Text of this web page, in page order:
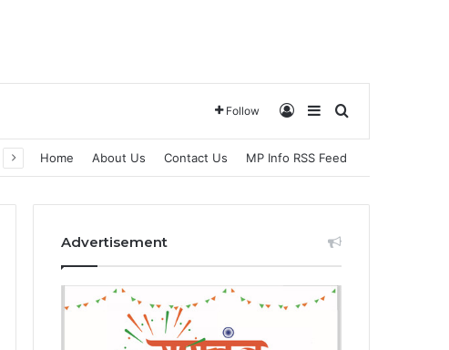
Follow Log InSidebarSearch for
Home About Us Contact Us MP Info RSS Feed
Advertisement